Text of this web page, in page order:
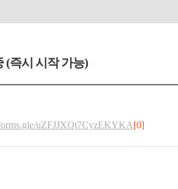
(즉시 시작 가능)
uZFJJXQt7CyzEKYKA[0]